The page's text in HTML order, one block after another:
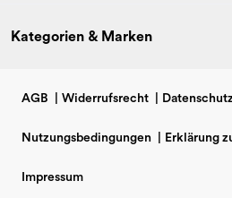
Kategorien & Marken
AGB Widerrufsrecht Datenschutz
Nutzungsbedingungen Erklärung
Impressum